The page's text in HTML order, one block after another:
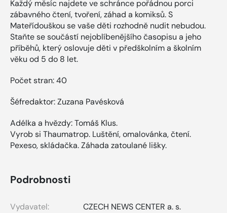
Každý měsíc najdete ve schránce pořádnou porci
zábavného čtení, tvoření, záhad a komiksů. S
Mateřídouškou se vaše děti rozhodně nudit nebudou.
Staňte se součástí nejoblíbenějšího časopisu a jeho
příběhů, který oslovuje děti v předškolním a školním
věku od 5 do 8 let.
Počet stran: 40
Šéfredaktor: Zuzana Pavésková
Adélka a hvězdy: Tomáš Klus.
Vyrob si Thaumatrop. Luštění, omalovánka, čtení.
Pexeso, skládačka. Záhada zatoulané lišky.
Podrobnosti
Vydavatel:
CZECH NEWS CENTER a. s.